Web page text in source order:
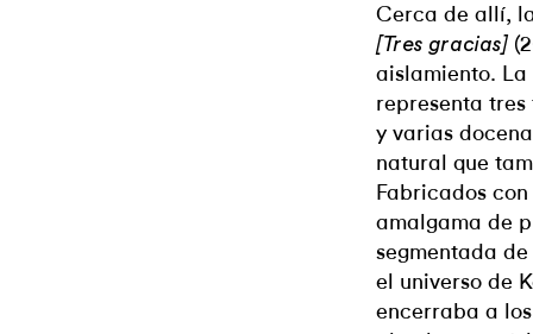
Cerca de allí,
[Tres gracias]
aislamiento. La
representa
y varias
natural que
Fabricados
amalgama de
segmentada
el universo de
encerraba a